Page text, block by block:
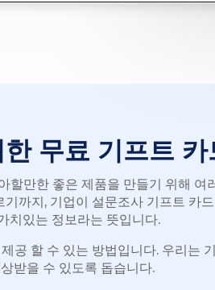
무료 기프트 카
만한 좋은 제품을 만들기 위해 여
까지, 기업이 설문조사 기프트 카
치있는 정보라는 뜻입니다.
할 수 있는 방법입니다. 우리는
받을 수 있도록 돕습니다.